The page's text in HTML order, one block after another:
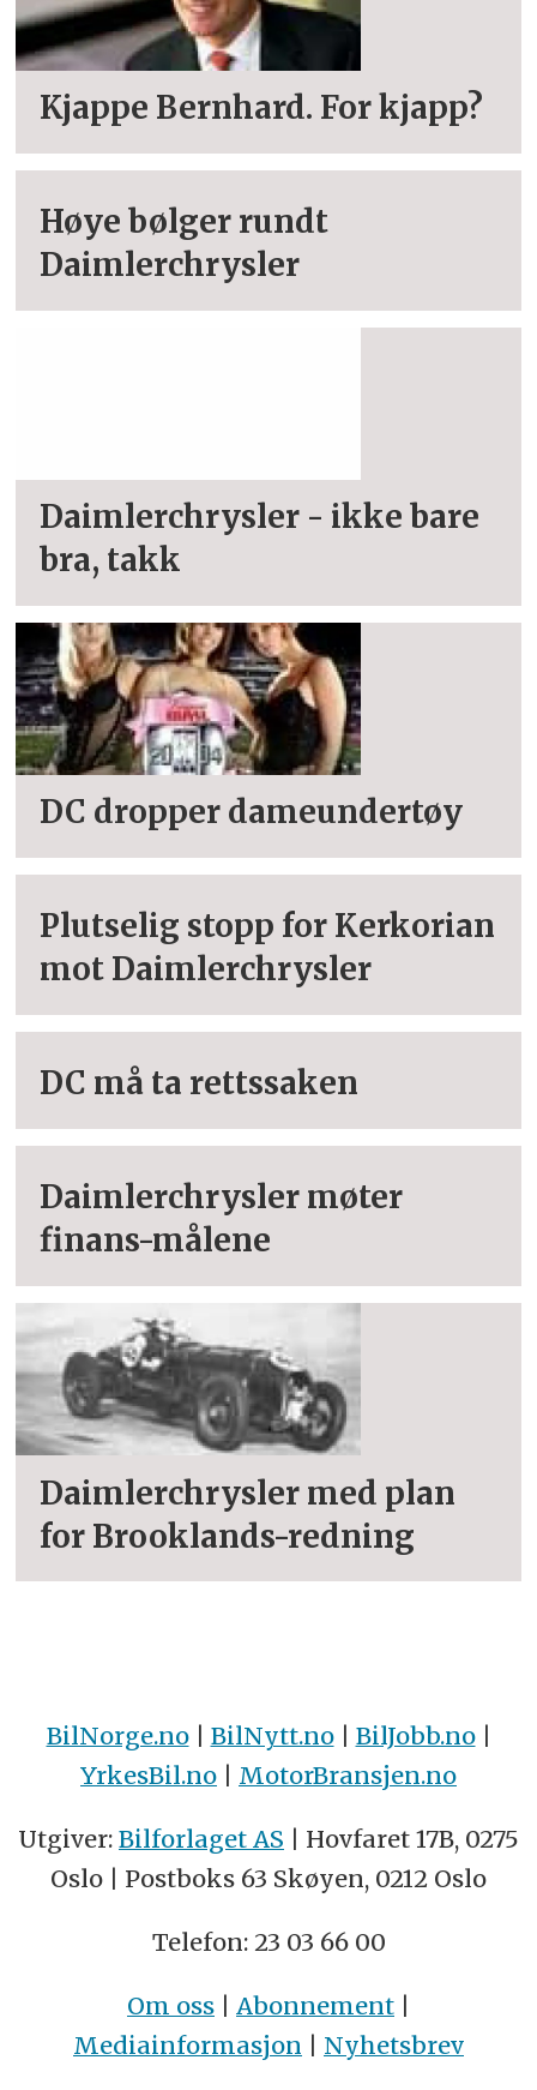
Kjappe Bernhard. For kjapp?
Høye bølger rundt
Daimlerchrysler
Daimlerchrysler - ikke bare
bra, takk
DC dropper dameundertøy
Plutselig stopp for Kerkorian
mot Daimlerchrysler
DC må ta rettssaken
Daimlerchrysler møter
finans-målene
Daimlerchrysler med plan
for Brooklands-redning
BilNorge.no| BilNytt.no| BilJobb.no|
YrkesBil.no | MotorBransjen.no
Utgiver: Bilforlaget AS | Hovfaret 17B, 0275
Oslo | Postboks 63 Skøyen, 0212 Oslo
Telefon: 23 03 66 00
Om oss | Abonnement |
Mediainformasjon | Nyhetsbrev